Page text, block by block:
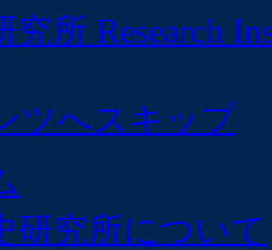
究所 Research
ツへスキップ
研究所について